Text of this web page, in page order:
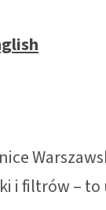
i filtrów –